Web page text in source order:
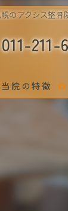
のアクシス整
011-211-
当院の特徴
姿勢
交通事故